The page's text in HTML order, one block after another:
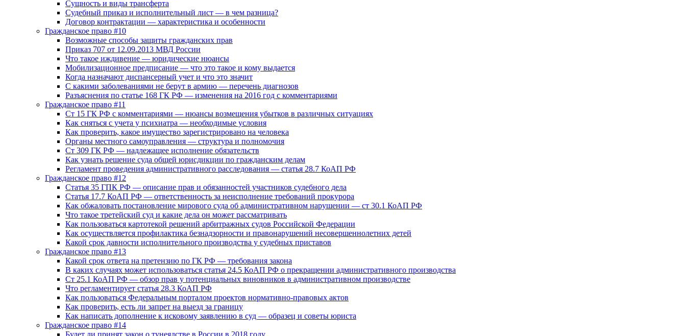
Сущность и виды трансферта
Судебный приказ и исполнительный лист — в чем разница?
Договор контрактации — характеристика и особенности
Гражданское право #10
Возможные способы защиты гражданских прав
Приказ 707 от 12.09.2013 МВД России
Что такое иждивение — юридические нюансы
Мобилизационное предписание — что это такое и кому выдается
Когда назначают диспансерный учет и что это значит
С какими заболеваниями не берут в армию — перечень диагнозов
Разъяснения по статье 168 ГК РФ — изменения на 2016 год с комментариями
Гражданское право #11
Ст 15 ГК РФ с комментариями — нюансы возмещения убытков в различных ситуациях
Как сняться с учета у психиатра — необходимые условия
Как проверить, какое имущество зарегистрировано на человека
Органы местного самоуправления — структура и полномочия
Ст 309 ГК РФ — надлежащее исполнение обязательств
Как узнать решение суда общей юрисдикции по гражданским делам
Регламент проведения административного расследования — статья 28.7 КоАП РФ
Гражданское право #12
Статья 35 ГПК РФ — описание прав и обязанностей участников судебного дела
Статья 17.7 КоАП РФ — ответственность за неисполнение требований прокурора
Как обжаловать постановление мирового суда об административном нарушении — ст 30.1 КоАП РФ
Что такое третейский суд и какие дела он может рассматривать
Как пользоваться картотекой решений арбитражных судов Российской Федерации
Как осуществляется профилактика безнадзорности и правонарушений несовершеннолетних детей
Какой срок давности исполнительного производства у судебных приставов
Гражданское право #13
Какой срок ответа на претензию по ГК РФ — требования закона
В каких случаях может использоваться статья 24.5 КоАП РФ о прекращении административного производства
Ст 25.1 КоАП РФ — обзор прав у потенциальных виновников в административном производстве
Что регламентирует статья 28.3 КоАП РФ
Как пользоваться Федеральным порталом проектов нормативно-правовых актов
Как проверить, есть ли запрет на выезд за границу
Как написать дополнение к исковому заявлению в суд — образец и советы юриста
Гражданское право #14
Будет ли принят закон о тунеядстве в России в 2018 году